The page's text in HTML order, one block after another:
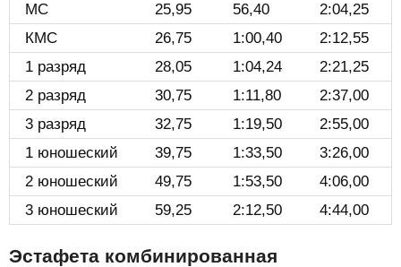
МС
25,95 56,40
2:04,25
КМС
26,75 1:00,40
2:12,55
1 разряд
28,05 1:04,24
2:21,25
2 разряд
30,75 1:11,80
2:37,00
3 разряд
32,75 1:19,50
2:55,00
1 юношеский
39,75 1:33,50
3:26,00
2 юношеский
49,75 1:53,50
4:06,00
3 юношеский
59,25 2:12,50 4:44,00
Эстафета комбинированная